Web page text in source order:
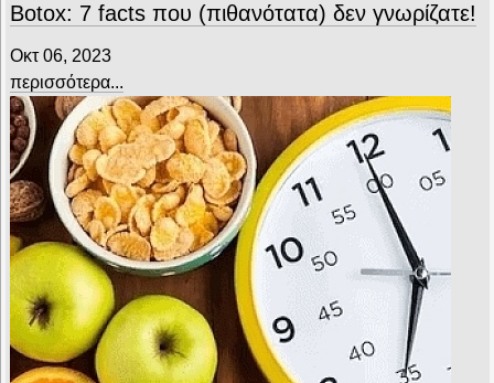
Botox: 7 facts που (πιθανότατα) δεν γνωρίζατε!
Οκτ 06, 2023
περισσότερα...